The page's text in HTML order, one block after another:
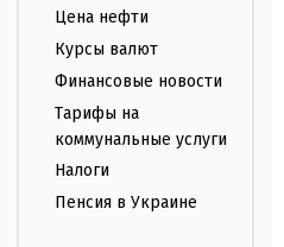
Цена нефти
Курсы валют
Финансовые новости
Тарифы на
коммунальные услуги
Налоги
Пенсия в Украине